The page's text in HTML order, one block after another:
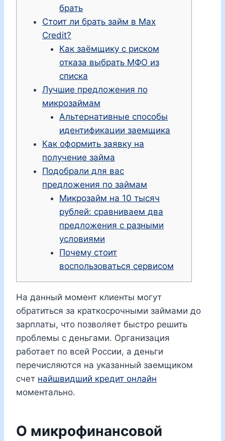
брать
Стоит ли брать займ в Max
Credit?
Как заёмщику с риском
отказа выбрать МФО из
списка
Лучшие предложения по
микрозаймам
Альтернативные способы
идентификации заемщика
Как оформить заявку на
получение займа
Подобрали для вас
предложения по займам
Микрозайм на 10 тысяч
рублей: сравниваем два
предложения с разными
условиями
Почему стоит
воспользоваться сервисом
На данный момент клиенты могут
обратиться за краткосрочными займами до
зарплаты, что позволяет быстро решить
проблемы с деньгами. Организация
работает по всей России, а деньги
перечисляются на указанный заемщиком
счет найшвидший кредит онлайн
моментально.
О микрофинансовой